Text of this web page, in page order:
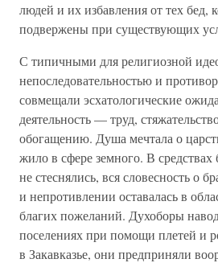
людей и их избавления от тех бед,
подвержены при существующих
С типичными для религиозной
непоследовательностью и
совмещали эсхатологические
деятельность — труд,
обогащению. Душа мечтала о
жило в сфере земного. В
не стеснялись, вся словесность о
и непротивлении оставалась в
благих пожеланий. Духоборы
поселениях при помощи плетей и
в Закавказье, они предприняли